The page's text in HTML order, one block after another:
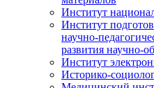
Институт
Институт
научно-
развития научно-
Институт
Историко-